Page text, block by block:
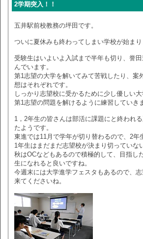
2学期突入！！
五井駅前校教務の坪田です。
ついに夏休みも終わってしまい学校が始まり
受験生はいよいよ入試まで半年も切り、誉
んでいます。
第1志望の大学を解いてみて苦戦したり、案
想はそれぞれです。
しっかり志望校に受かるために少し優しい大
第1志望の問題を解けるように練習していき
1，2年生の皆さんは部活に課題にと終われ
たようです。
東進では11月で学年が切り替わるので、2年
1年生はまだまだ志望校が決まり切っていな
秋はOCなどもあるので積極的して、目指し
生になれると良いですね。
今週末には大学進学フェスタもあるので、
来てくださいね。